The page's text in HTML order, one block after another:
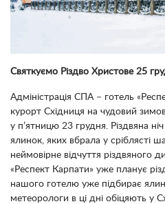
Святкуємо Різдво Христове 25
Адміністрація СПА – готель
курорт Східниця на чудовий
у п’ятницю 23 грудня. Різдвяна
ялинок, яких вбрала у сріблясті
неймовірне відчуття
«Респект Карпати» уже планує
нашого готелю уже підбирає
метеорологи в ці дні обіцяють у